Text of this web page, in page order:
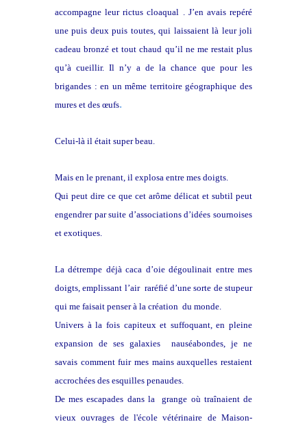
accompagne leur rictus cloaqual . J’en avais repéré
une puis deux puis toutes, qui laissaient là leur joli
cadeau bronzé et tout chaud qu’il ne me restait plus
qu’à cueillir. Il n’y a de la chance que pour les
brigandes : en un même territoire géographique des
mures et des œufs.
Celui-là il était super beau.
Mais en le prenant, il explosa entre mes doigts.
Qui peut dire ce que cet arôme délicat et subtil peut
engendrer par suite d’associations d’idées sournoises
et exotiques.
La détrempe déjà caca d’oie dégoulinait entre mes
doigts, emplissant l’air raréfié d’une sorte de stupeur
qui me faisait penser à la création du monde.
Univers à la fois capiteux et suffoquant, en pleine
expansion de ses galaxies nauséabondes, je ne
savais comment fuir mes mains auxquelles restaient
accrochées des esquilles penaudes.
De mes escapades dans la grange où traînaient de
vieux ouvrages de l'école vétérinaire de Maison-